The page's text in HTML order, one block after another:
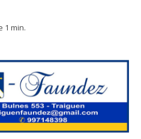
1 min.